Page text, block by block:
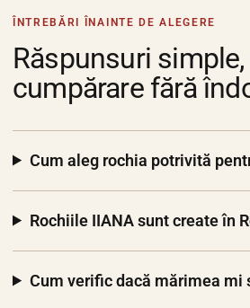
ÎNTREBĂRI ÎNAINTE DE ALEGERE
Răspunsuri
cumpărare fără
Cum aleg rochia potrivită
Rochiile IIANA sunt create în
Cum verific dacă mărimea mi